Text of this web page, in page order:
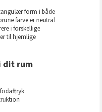
form i både
farve er neutral
i forskellige
til hjemlige
dit rum